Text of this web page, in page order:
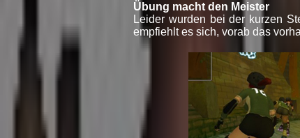
Übung macht den Meister
Leider wurden bei der kurzen
empfiehlt es sich, vorab das